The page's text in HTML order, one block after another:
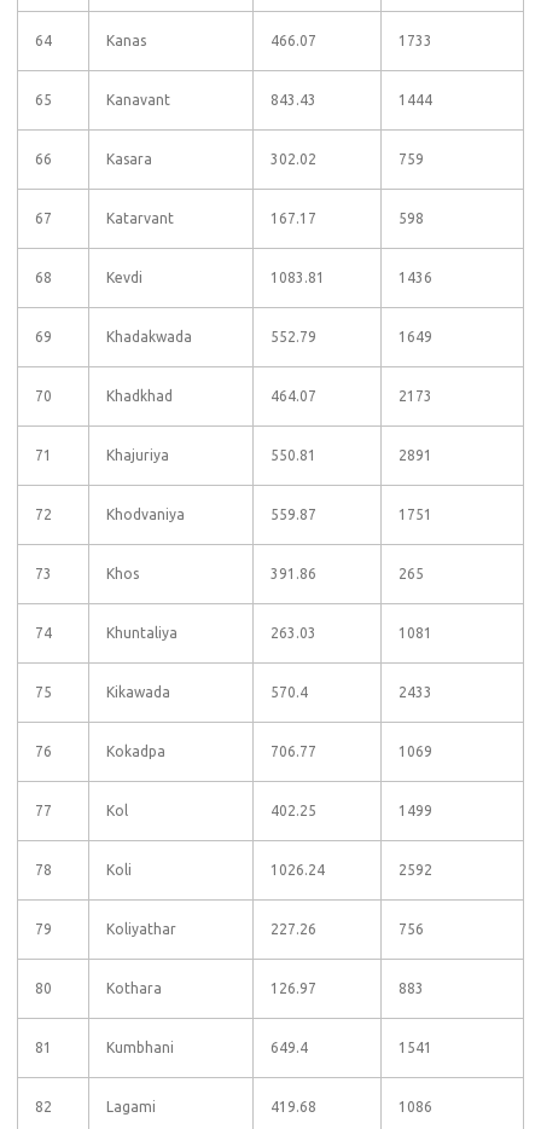
64 Kanas 466.07 1733
65 Kanavant 843.43 1444
66 Kasara 302.02 759
67 Katarvant 167.17 598
68 Kevdi 1083.81 1436
69 Khadakwada 552.79 1649
70 Khadkhad 464.07 2173
71 Khajuriya 550.81 2891
72 Khodvaniya 559.87 1751
73 Khos 391.86 265
74 Khuntaliya 263.03 1081
75 Kikawada 570.4 2433
76 Kokadpa 706.77 1069
77 Kol 402.25 1499
78 Koli 1026.24 2592
79 Koliyathar 227.26 756
80 Kothara 126.97 883
81 Kumbhani 649.4 1541
82 Lagami 419.68 1086